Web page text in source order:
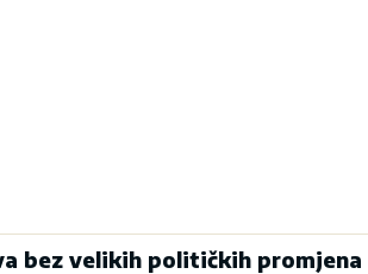
bez velikih političkih